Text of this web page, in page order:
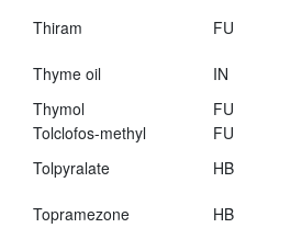
Thiram FU
Thyme oil IN
Thymol
FU
Tolclofos-methyl
FU
Tolpyralate
HB
Topramezone HB